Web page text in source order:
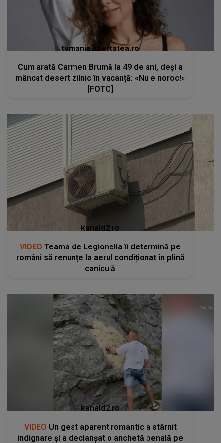
tvmania.libertatea.ro
Cum arată Carmen Brumă la 49 de ani, deși a
mâncat desert zilnic în vacanță: «Nu e noroc!»
[FOTO]
kanald2.ro
VIDEO Teama de Legionella îi determină pe
români să renunțe la aerul condiționat în plină
caniculă
kanald2.ro
VIDEO Un gest aparent romantic a stârnit
indignare și a declanșat o anchetă penală pe